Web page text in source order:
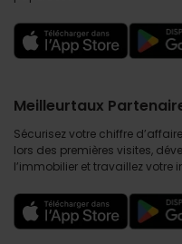
Meilleurtaux
Sécurisez votre chiffre
lors des premières visites,
l’immobilier et travaillez votre